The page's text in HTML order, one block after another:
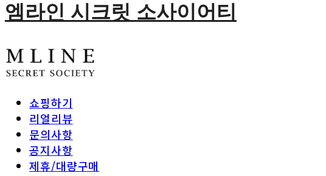
엠라인 시크릿 소사이어티
쇼핑하기
리얼리뷰
문의사항
공지사항
제휴/대량구매